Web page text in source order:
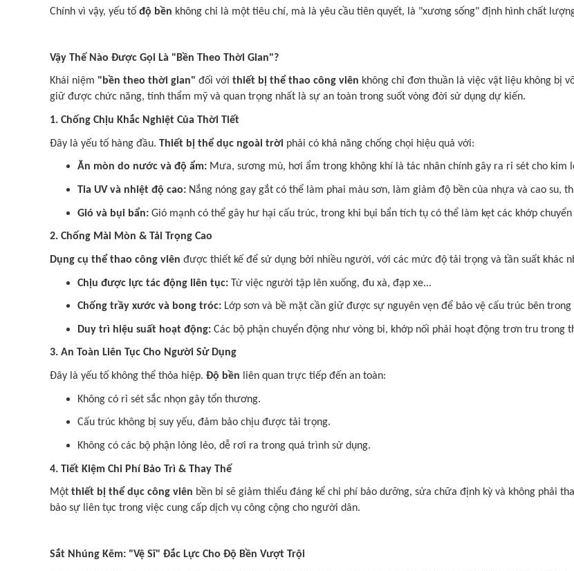
Chính vì vậy, yếu tố độ bền không chỉ là một tiêu chí, mà là yêu cầu tiên quyết, là "xương sống" định hình chất
Vậy Thế Nào Được Gọi Là "Bền Theo Thời Gian"?
Khái niệm "bền theo thời gian" đối với thiết bị thể thao công viên không chỉ đơn thuần là việc vật liệu không bị
giữ được chức năng, tính thẩm mỹ và quan trọng nhất là sự an toàn trong suốt vòng đời sử dụng dự kiến.
1. Chống Chịu Khắc Nghiệt Của Thời Tiết
Đây là yếu tố hàng đầu. Thiết bị thể dục ngoài trời phải có khả năng chống chọi hiệu quả với:
Ăn mòn do nước và độ ẩm: Mưa, sương mù, hơi ẩm trong không khí là tác nhân chính gây ra rỉ sét cho kim
Tia UV và nhiệt độ cao: Nắng nóng gay gắt có thể làm phai màu sơn, làm giảm độ bền của nhựa và cao su,
Gió và bụi bẩn: Gió mạnh có thể gây hư hại cấu trúc, trong khi bụi bẩn tích tụ có thể làm kẹt các khớp chuyển
2. Chống Mài Mòn & Tải Trọng Cao
Dụng cụ thể thao công viên được thiết kế để sử dụng bởi nhiều người, với các mức độ tải trọng và tần suất khác
Chịu được lực tác động liên tục: Từ việc người tập lên xuống, đu xà, đạp xe...
Chống trầy xước và bong tróc: Lớp sơn và bề mặt cần giữ được sự nguyên vẹn để bảo vệ cấu trúc bên
Duy trì hiệu suất hoạt động: Các bộ phận chuyển động như vòng bi, khớp nối phải hoạt động trơn tru trong
3. An Toàn Liên Tục Cho Người Sử Dụng
Đây là yếu tố không thể thỏa hiệp. Độ bền liên quan trực tiếp đến an toàn:
Không có rỉ sét sắc nhọn gây tổn thương.
Cấu trúc không bị suy yếu, đảm bảo chịu được tải trọng.
Không có các bộ phận lỏng lẻo, dễ rơi ra trong quá trình sử dụng.
4. Tiết Kiệm Chi Phí Bảo Trì & Thay Thế
Một thiết bị thể dục công viên bền bỉ sẽ giảm thiểu đáng kể chi phí bảo dưỡng, sửa chữa định kỳ và không phải
bảo sự liên tục trong việc cung cấp dịch vụ công cộng cho người dân.
Sắt Nhúng Kẽm: "Vệ Sĩ" Đắc Lực Cho Độ Bền Vượt Trội